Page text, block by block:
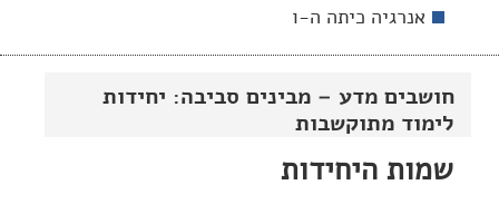
חושבים מדע – מבינים סביבה: יחידות
לימוד מתוקשבות
שמות היחידות
אנרגיה כיתה ה-ו